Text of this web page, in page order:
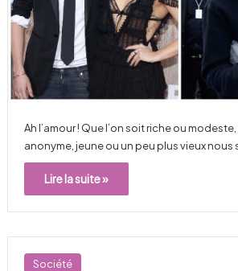
Ah l’amour ! Que l’on soit riche ou
anonyme, jeune ou un peu plus vieux nous
Lire la suite »
Société